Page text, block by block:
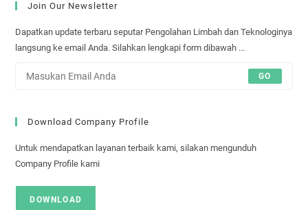
Join Our Newsletter
Dapatkan update terbaru seputar Pengolahan Limbah dan Teknologinya
langsung ke email Anda. Silahkan lengkapi form dibawah ...
GO
Download Company Profile
Untuk mendapatkan layanan terbaik kami, silakan mengunduh
Company Profile kami
DOWNLOAD